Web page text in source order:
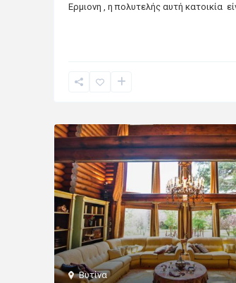
Ερμιονη , η πολυτελής αυτή κατοικία
Βυτίνα